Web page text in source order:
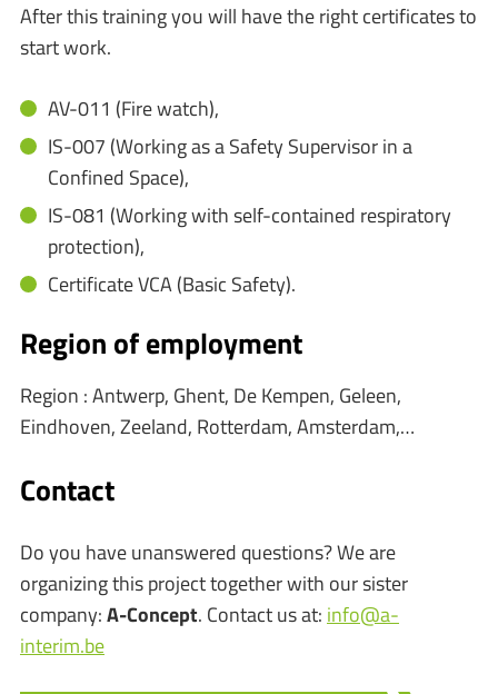
After this training you will have the right certificates to
start work.
AV-011 (Fire watch),
IS-007 (Working as a Safety Supervisor in a
Confined Space),
IS-081 (Working with self-contained respiratory
protection),
Certificate VCA (Basic Safety).
Region of employment
Region : Antwerp, Ghent, De Kempen, Geleen,
Eindhoven, Zeeland, Rotterdam, Amsterdam,…
Contact
Do you have unanswered questions? We are
organizing this project together with our sister
company:A-Concept. Contact us at: info@a-
interim.be